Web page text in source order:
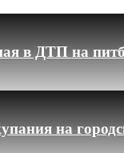
в ДТП на
на